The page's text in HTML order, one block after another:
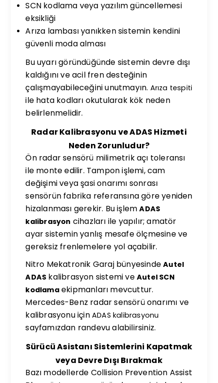
SCN kodlama veya yazılım güncellemesi
eksikliği
Arıza lambası yanıkken sistemin kendini
güvenli moda alması
Bu uyarı göründüğünde sistemin devre dışı
kaldığını ve acil fren desteğinin
çalışmayabileceğini unutmayın. Arıza tespiti
ile hata kodları okutularak kök neden
belirlenmelidir.
Radar Kalibrasyonu ve ADAS Hizmeti
Neden Zorunludur?
Ön radar sensörü milimetrik açı toleransı
ile monte edilir. Tampon işlemi, cam
değişimi veya şasi onarımı sonrası
sensörün fabrika referansına göre yeniden
hizalanması gerekir. Bu işlemADAS
kalibrasyon cihazları ile yapılır; amatör
ayar sistemin yanlış mesafe ölçmesine ve
gereksiz frenlemelere yol açabilir.
Nitro Mekatronik Garaj bünyesindeAutel
ADAS kalibrasyon sistemi veAutel SCN
kodlamaekipmanları mevcuttur.
Mercedes-Benz radar sensörü onarımı ve
kalibrasyonu içinADAS kalibrasyonu
sayfamızdan randevu alabilirsiniz.
Sürücü Asistanı Sistemlerini Kapatmak
veya Devre Dışı Bırakmak
Bazı modellerde Collision Prevention Assist